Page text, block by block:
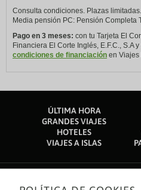
Consulta condiciones. Plazas
Media pensión PC: Pensión Completa
Pago en 3 meses: con tu Tarjeta El
Financiera El Corte Inglés, E.F.C., S.A
condiciones de financiación en Viajes
ÚLTIMA HORA
GRANDES VIAJES
HOTELES
VIAJES A ISLAS